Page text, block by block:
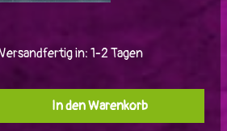
in: 1-2 Tagen
Gib den gewünschten Wert
In den Warenkorb